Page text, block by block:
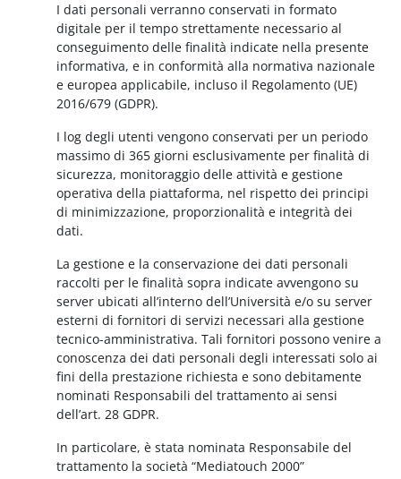
I dati personali verranno conservati in formato
digitale per il tempo strettamente necessario al
conseguimento delle finalità indicate nella presente
informativa, e in conformità alla normativa nazionale
e europea applicabile, incluso il Regolamento (UE)
2016/679 (GDPR).
I log degli utenti vengono conservati per un periodo
massimo di 365 giorni esclusivamente per finalità di
sicurezza, monitoraggio delle attività e gestione
operativa della piattaforma, nel rispetto dei principi
di minimizzazione, proporzionalità e integrità dei
dati.
La gestione e la conservazione dei dati personali
raccolti per le finalità sopra indicate avvengono su
server ubicati all’interno dell’Università e/o su server
esterni di fornitori di servizi necessari alla gestione
tecnico-amministrativa. Tali fornitori possono venire a
conoscenza dei dati personali degli interessati solo ai
fini della prestazione richiesta e sono debitamente
nominati Responsabili del trattamento ai sensi
dell’art. 28 GDPR.
In particolare, è stata nominata Responsabile del
trattamento la società “Mediatouch 2000”